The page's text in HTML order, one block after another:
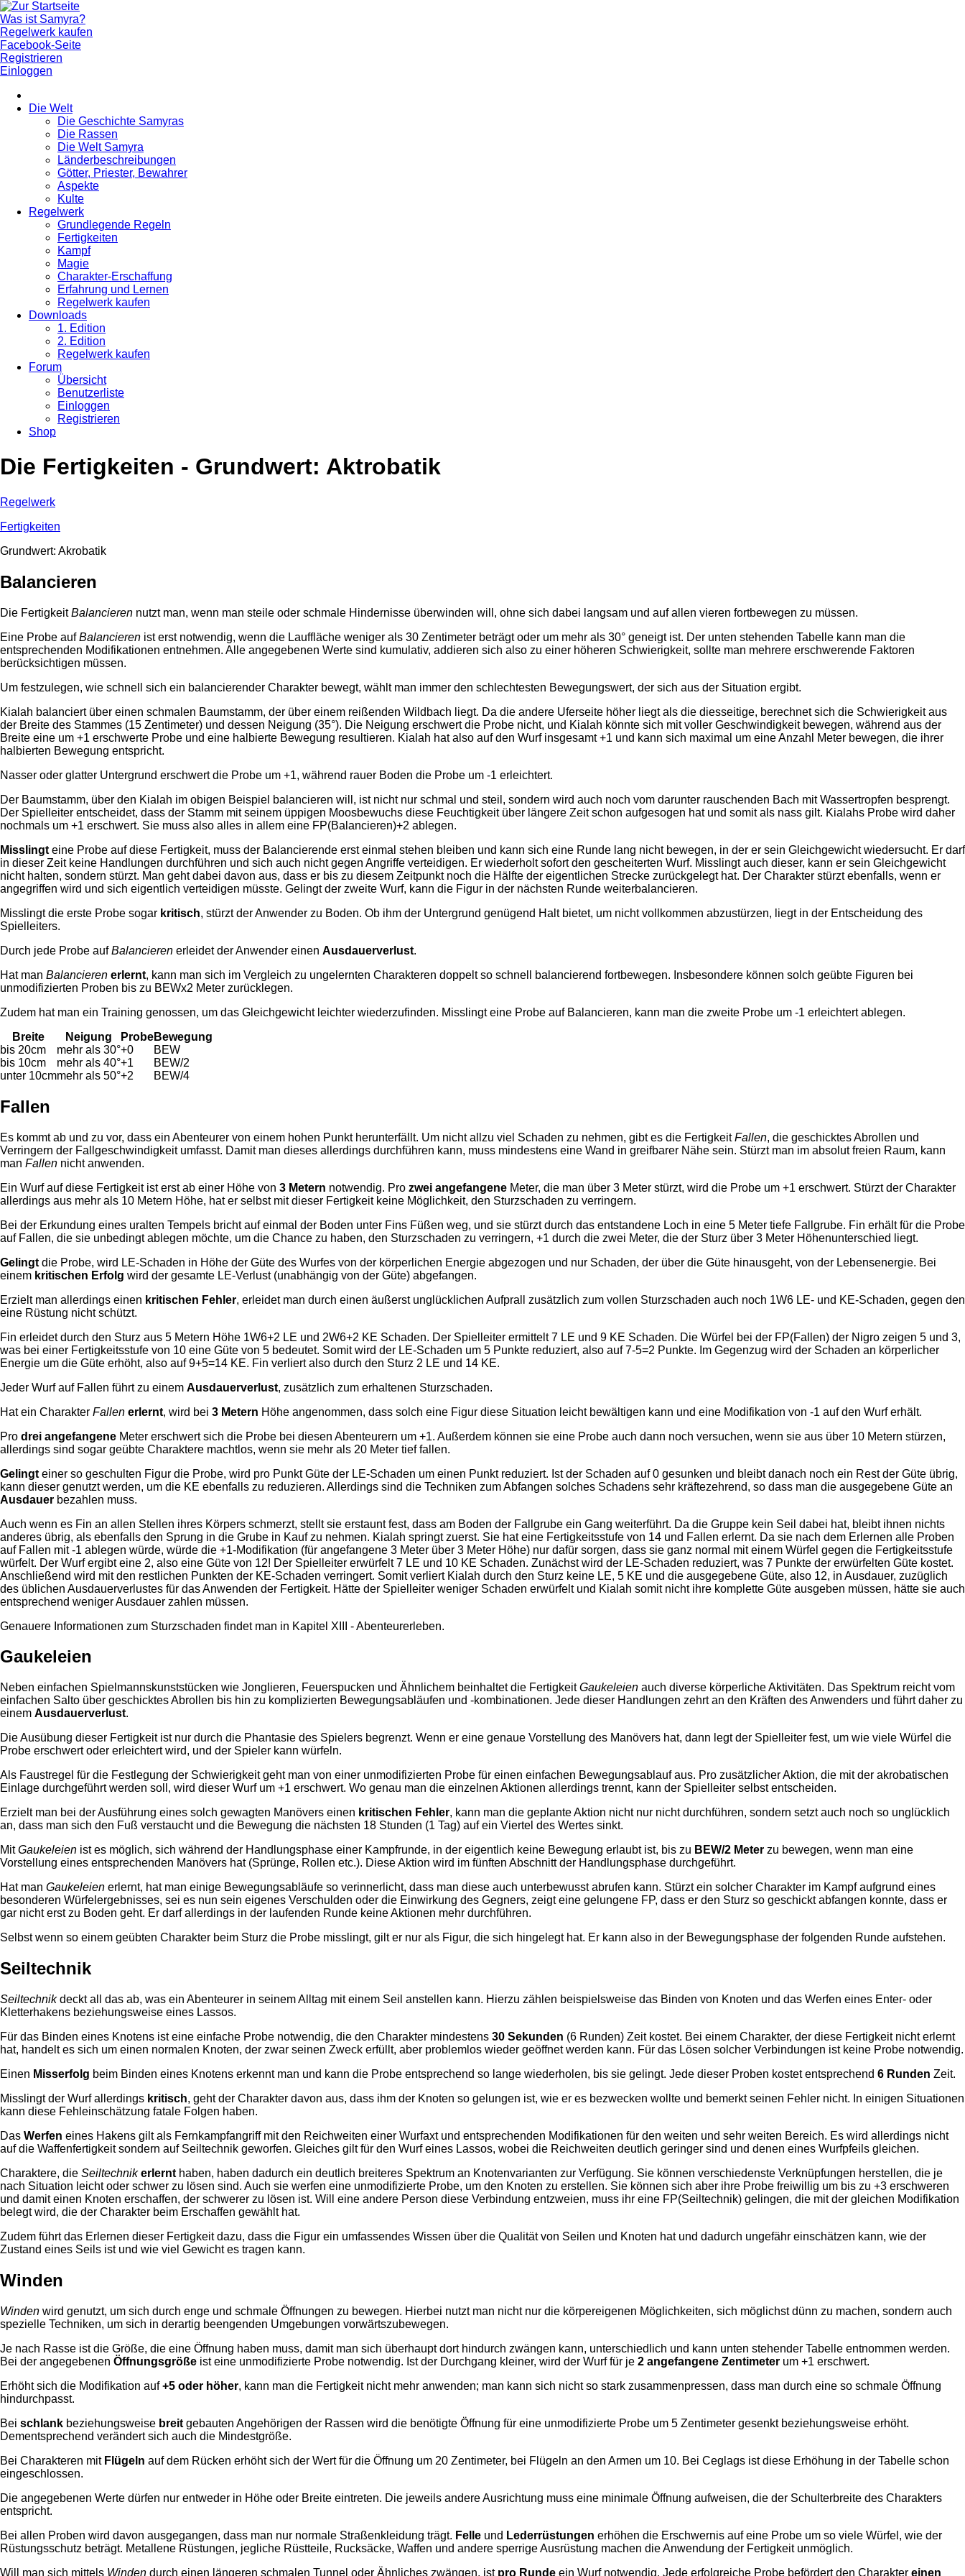
Was ist Samyra?
Regelwerk kaufen
Facebook-Seite
Registrieren
Einloggen
Die Welt
Die Geschichte Samyras
Die Rassen
Die Welt Samyra
Länderbeschreibungen
Götter, Priester, Bewahrer
Aspekte
Kulte
Regelwerk
Grundlegende Regeln
Fertigkeiten
Kampf
Magie
Charakter-Erschaffung
Erfahrung und Lernen
Regelwerk kaufen
Downloads
1. Edition
2. Edition
Regelwerk kaufen
Forum
Übersicht
Benutzerliste
Einloggen
Registrieren
Shop
Die Fertigkeiten - Grundwert: Aktrobatik
Regelwerk
Fertigkeiten
Grundwert: Akrobatik
Balancieren
Die FertigkeitBalancieren nutzt man, wenn man steile oder schmale Hindernisse überwinden will, ohne sich dabei langsam und auf allen vieren fortbewegen zu müssen.
Eine Probe aufBalancieren ist erst notwendig, wenn die Lauffläche weniger als 30 Zentimeter beträgt oder um mehr als 30° geneigt ist. Der unten stehenden Tabelle kann man die
entsprechenden Modifikationen entnehmen. Alle angegebenen Werte sind kumulativ, addieren sich also zu einer höheren Schwierigkeit, sollte man mehrere erschwerende Faktoren
berücksichtigen müssen.
Um festzulegen, wie schnell sich ein balancierender Charakter bewegt, wählt man immer den schlechtesten Bewegungswert, der sich aus der Situation ergibt.
Kialah balanciert über einen schmalen Baumstamm, der über einem reißenden Wildbach liegt. Da die andere Uferseite höher liegt als die diesseitige, berechnet sich die Schwierigkeit aus
der Breite des Stammes (15 Zentimeter) und dessen Neigung (35°). Die Neigung erschwert die Probe nicht, und Kialah könnte sich mit voller Geschwindigkeit bewegen, während aus der
Breite eine um +1 erschwerte Probe und eine halbierte Bewegung resultieren. Kialah hat also auf den Wurf insgesamt +1 und kann sich maximal um eine Anzahl Meter bewegen, die ihrer
halbierten Bewegung entspricht.
Nasser oder glatter Untergrund erschwert die Probe um +1, während rauer Boden die Probe um -1 erleichtert.
Der Baumstamm, über den Kialah im obigen Beispiel balancieren will, ist nicht nur schmal und steil, sondern wird auch noch vom darunter rauschenden Bach mit Wassertropfen besprengt.
Der Spielleiter entscheidet, dass der Stamm mit seinem üppigen Moosbewuchs diese Feuchtigkeit über längere Zeit schon aufgesogen hat und somit als nass gilt. Kialahs Probe wird daher
nochmals um +1 erschwert. Sie muss also alles in allem eine FP(Balancieren)+2 ablegen.
Misslingt eine Probe auf diese Fertigkeit, muss der Balancierende erst einmal stehen bleiben und kann sich eine Runde lang nicht bewegen, in der er sein Gleichgewicht wiedersucht. Er darf
in dieser Zeit keine Handlungen durchführen und sich auch nicht gegen Angriffe verteidigen. Er wiederholt sofort den gescheiterten Wurf. Misslingt auch dieser, kann er sein Gleichgewicht
nicht halten, sondern stürzt. Man geht dabei davon aus, dass er bis zu diesem Zeitpunkt noch die Hälfte der eigentlichen Strecke zurückgelegt hat. Der Charakter stürzt ebenfalls, wenn er
angegriffen wird und sich eigentlich verteidigen müsste. Gelingt der zweite Wurf, kann die Figur in der nächsten Runde weiterbalancieren.
Misslingt die erste Probe sogar kritisch, stürzt der Anwender zu Boden. Ob ihm der Untergrund genügend Halt bietet, um nicht vollkommen abzustürzen, liegt in der Entscheidung des
Spielleiters.
Durch jede Probe aufBalancieren erleidet der Anwender einen Ausdauerverlust.
Hat man Balancieren erlernt, kann man sich im Vergleich zu ungelernten Charakteren doppelt so schnell balancierend fortbewegen. Insbesondere können solch geübte Figuren bei
unmodifizierten Proben bis zu BEWx2 Meter zurücklegen.
Zudem hat man ein Training genossen, um das Gleichgewicht leichter wiederzufinden. Misslingt eine Probe auf Balancieren, kann man die zweite Probe um -1 erleichtert ablegen.
Breite
Neigung ProbeBewegung
bis 20cm
mehr als 30°+0
BEW
bis 10cm
mehr als 40°+1
BEW/2
unter 10cmmehr als 50°+2 BEW/4
Fallen
Es kommt ab und zu vor, dass ein Abenteurer von einem hohen Punkt herunterfällt. Um nicht allzu viel Schaden zu nehmen, gibt es die FertigkeitFallen, die geschicktes Abrollen und
Verringern der Fallgeschwindigkeit umfasst. Damit man dieses allerdings durchführen kann, muss mindestens eine Wand in greifbarer Nähe sein. Stürzt man im absolut freien Raum, kann
man Fallen nicht anwenden.
Ein Wurf auf diese Fertigkeit ist erst ab einer Höhe von 3 Metern notwendig. Pro zwei angefangene Meter, die man über 3 Meter stürzt, wird die Probe um +1 erschwert. Stürzt der Charakter
allerdings aus mehr als 10 Metern Höhe, hat er selbst mit dieser Fertigkeit keine Möglichkeit, den Sturzschaden zu verringern.
Bei der Erkundung eines uralten Tempels bricht auf einmal der Boden unter Fins Füßen weg, und sie stürzt durch das entstandene Loch in eine 5 Meter tiefe Fallgrube. Fin erhält für die Probe
auf Fallen, die sie unbedingt ablegen möchte, um die Chance zu haben, den Sturzschaden zu verringern, +1 durch die zwei Meter, die der Sturz über 3 Meter Höhenunterschied liegt.
Gelingt die Probe, wird LE-Schaden in Höhe der Güte des Wurfes von der körperlichen Energie abgezogen und nur Schaden, der über die Güte hinausgeht, von der Lebensenergie. Bei
einem kritischen Erfolg wird der gesamte LE-Verlust (unabhängig von der Güte) abgefangen.
Erzielt man allerdings einen kritischen Fehler, erleidet man durch einen äußerst unglücklichen Aufprall zusätzlich zum vollen Sturzschaden auch noch 1W6 LE- und KE-Schaden, gegen den
eine Rüstung nicht schützt.
Fin erleidet durch den Sturz aus 5 Metern Höhe 1W6+2 LE und 2W6+2 KE Schaden. Der Spielleiter ermittelt 7 LE und 9 KE Schaden. Die Würfel bei der FP(Fallen) der Nigro zeigen 5 und 3,
was bei einer Fertigkeitsstufe von 10 eine Güte von 5 bedeutet. Somit wird der LE-Schaden um 5 Punkte reduziert, also auf 7-5=2 Punkte. Im Gegenzug wird der Schaden an körperlicher
Energie um die Güte erhöht, also auf 9+5=14 KE. Fin verliert also durch den Sturz 2 LE und 14 KE.
Jeder Wurf auf Fallen führt zu einem Ausdauerverlust, zusätzlich zum erhaltenen Sturzschaden.
Hat ein Charakter Fallen erlernt, wird bei 3 Metern Höhe angenommen, dass solch eine Figur diese Situation leicht bewältigen kann und eine Modifikation von -1 auf den Wurf erhält.
Pro drei angefangene Meter erschwert sich die Probe bei diesen Abenteurern um +1. Außerdem können sie eine Probe auch dann noch versuchen, wenn sie aus über 10 Metern stürzen,
allerdings sind sogar geübte Charaktere machtlos, wenn sie mehr als 20 Meter tief fallen.
Gelingt einer so geschulten Figur die Probe, wird pro Punkt Güte der LE-Schaden um einen Punkt reduziert. Ist der Schaden auf 0 gesunken und bleibt danach noch ein Rest der Güte übrig,
kann dieser genutzt werden, um die KE ebenfalls zu reduzieren. Allerdings sind die Techniken zum Abfangen solches Schadens sehr kräftezehrend, so dass man die ausgegebene Güte an
Ausdauer bezahlen muss.
Auch wenn es Fin an allen Stellen ihres Körpers schmerzt, stellt sie erstaunt fest, dass am Boden der Fallgrube ein Gang weiterführt. Da die Gruppe kein Seil dabei hat, bleibt ihnen nichts
anderes übrig, als ebenfalls den Sprung in die Grube in Kauf zu nehmen. Kialah springt zuerst. Sie hat eine Fertigkeitsstufe von 14 und Fallen erlernt. Da sie nach dem Erlernen alle Proben
auf Fallen mit -1 ablegen würde, würde die +1-Modifikation (für angefangene 3 Meter über 3 Meter Höhe) nur dafür sorgen, dass sie ganz normal mit einem Würfel gegen die Fertigkeitsstufe
würfelt. Der Wurf ergibt eine 2, also eine Güte von 12! Der Spielleiter erwürfelt 7 LE und 10 KE Schaden. Zunächst wird der LE-Schaden reduziert, was 7 Punkte der erwürfelten Güte kostet.
Anschließend wird mit den restlichen Punkten der KE-Schaden verringert. Somit verliert Kialah durch den Sturz keine LE, 5 KE und die ausgegebene Güte, also 12, in Ausdauer, zuzüglich
des üblichen Ausdauerverlustes für das Anwenden der Fertigkeit. Hätte der Spielleiter weniger Schaden erwürfelt und Kialah somit nicht ihre komplette Güte ausgeben müssen, hätte sie auch
entsprechend weniger Ausdauer zahlen müssen.
Genauere Informationen zum Sturzschaden findet man in Kapitel XIII - Abenteurerleben.
Gaukeleien
Neben einfachen Spielmannskunststücken wie Jonglieren, Feuerspucken und Ähnlichem beinhaltet die FertigkeitGaukeleien auch diverse körperliche Aktivitäten. Das Spektrum reicht vom
einfachen Salto über geschicktes Abrollen bis hin zu komplizierten Bewegungsabläufen und -kombinationen. Jede dieser Handlungen zehrt an den Kräften des Anwenders und führt daher zu
einem Ausdauerverlust.
Die Ausübung dieser Fertigkeit ist nur durch die Phantasie des Spielers begrenzt. Wenn er eine genaue Vorstellung des Manövers hat, dann legt der Spielleiter fest, um wie viele Würfel die
Probe erschwert oder erleichtert wird, und der Spieler kann würfeln.
Als Faustregel für die Festlegung der Schwierigkeit geht man von einer unmodifizierten Probe für einen einfachen Bewegungsablauf aus. Pro zusätzlicher Aktion, die mit der akrobatischen
Einlage durchgeführt werden soll, wird dieser Wurf um +1 erschwert. Wo genau man die einzelnen Aktionen allerdings trennt, kann der Spielleiter selbst entscheiden.
Erzielt man bei der Ausführung eines solch gewagten Manövers einen kritischen Fehler, kann man die geplante Aktion nicht nur nicht durchführen, sondern setzt auch noch so unglücklich
an, dass man sich den Fuß verstaucht und die Bewegung die nächsten 18 Stunden (1 Tag) auf ein Viertel des Wertes sinkt.
MitGaukeleien ist es möglich, sich während der Handlungsphase einer Kampfrunde, in der eigentlich keine Bewegung erlaubt ist, bis zu BEW/2 Meter zu bewegen, wenn man eine
Vorstellung eines entsprechenden Manövers hat (Sprünge, Rollen etc.). Diese Aktion wird im fünften Abschnitt der Handlungsphase durchgeführt.
Hat man Gaukeleien erlernt, hat man einige Bewegungsabläufe so verinnerlicht, dass man diese auch unterbewusst abrufen kann. Stürzt ein solcher Charakter im Kampf aufgrund eines
besonderen Würfelergebnisses, sei es nun sein eigenes Verschulden oder die Einwirkung des Gegners, zeigt eine gelungene FP, dass er den Sturz so geschickt abfangen konnte, dass er
gar nicht erst zu Boden geht. Er darf allerdings in der laufenden Runde keine Aktionen mehr durchführen.
Selbst wenn so einem geübten Charakter beim Sturz die Probe misslingt, gilt er nur als Figur, die sich hingelegt hat. Er kann also in der Bewegungsphase der folgenden Runde aufstehen.
Seiltechnik
Seiltechnikdeckt all das ab, was ein Abenteurer in seinem Alltag mit einem Seil anstellen kann. Hierzu zählen beispielsweise das Binden von Knoten und das Werfen eines Enter- oder
Kletterhakens beziehungsweise eines Lassos.
Für das Binden eines Knotens ist eine einfache Probe notwendig, die den Charakter mindestens 30 Sekunden (6 Runden) Zeit kostet. Bei einem Charakter, der diese Fertigkeit nicht erlernt
hat, handelt es sich um einen normalen Knoten, der zwar seinen Zweck erfüllt, aber problemlos wieder geöffnet werden kann. Für das Lösen solcher Verbindungen ist keine Probe notwendig.
Einen Misserfolg beim Binden eines Knotens erkennt man und kann die Probe entsprechend so lange wiederholen, bis sie gelingt. Jede dieser Proben kostet entsprechend 6 Runden Zeit.
Misslingt der Wurf allerdings kritisch, geht der Charakter davon aus, dass ihm der Knoten so gelungen ist, wie er es bezwecken wollte und bemerkt seinen Fehler nicht. In einigen Situationen
kann diese Fehleinschätzung fatale Folgen haben.
Das Werfen eines Hakens gilt als Fernkampfangriff mit den Reichweiten einer Wurfaxt und entsprechenden Modifikationen für den weiten und sehr weiten Bereich. Es wird allerdings nicht
auf die Waffenfertigkeit sondern auf Seiltechnik geworfen. Gleiches gilt für den Wurf eines Lassos, wobei die Reichweiten deutlich geringer sind und denen eines Wurfpfeils gleichen.
Charaktere, die Seiltechnik erlernt haben, haben dadurch ein deutlich breiteres Spektrum an Knotenvarianten zur Verfügung. Sie können verschiedenste Verknüpfungen herstellen, die je
nach Situation leicht oder schwer zu lösen sind. Auch sie werfen eine unmodifizierte Probe, um den Knoten zu erstellen. Sie können sich aber ihre Probe freiwillig um bis zu +3 erschweren
und damit einen Knoten erschaffen, der schwerer zu lösen ist. Will eine andere Person diese Verbindung entzweien, muss ihr eine FP(Seiltechnik) gelingen, die mit der gleichen Modifikation
belegt wird, die der Charakter beim Erschaffen gewählt hat.
Zudem führt das Erlernen dieser Fertigkeit dazu, dass die Figur ein umfassendes Wissen über die Qualität von Seilen und Knoten hat und dadurch ungefähr einschätzen kann, wie der
Zustand eines Seils ist und wie viel Gewicht es tragen kann.
Winden
Winden wird genutzt, um sich durch enge und schmale Öffnungen zu bewegen. Hierbei nutzt man nicht nur die körpereigenen Möglichkeiten, sich möglichst dünn zu machen, sondern auch
spezielle Techniken, um sich in derartig beengenden Umgebungen vorwärtszubewegen.
Je nach Rasse ist die Größe, die eine Öffnung haben muss, damit man sich überhaupt dort hindurch zwängen kann, unterschiedlich und kann unten stehender Tabelle entnommen werden.
Bei der angegebenen Öffnungsgröße ist eine unmodifizierte Probe notwendig. Ist der Durchgang kleiner, wird der Wurf für je 2 angefangene Zentimeter um +1 erschwert.
Erhöht sich die Modifikation auf+5 oder höher, kann man die Fertigkeit nicht mehr anwenden; man kann sich nicht so stark zusammenpressen, dass man durch eine so schmale Öffnung
hindurchpasst.
Bei schlank beziehungsweise breit gebauten Angehörigen der Rassen wird die benötigte Öffnung für eine unmodifizierte Probe um 5 Zentimeter gesenkt beziehungsweise erhöht.
Dementsprechend verändert sich auch die Mindestgröße.
Bei Charakteren mit Flügeln auf dem Rücken erhöht sich der Wert für die Öffnung um 20 Zentimeter, bei Flügeln an den Armen um 10. Bei Ceglags ist diese Erhöhung in der Tabelle schon
eingeschlossen.
Die angegebenen Werte dürfen nur entweder in Höhe oder Breite eintreten. Die jeweils andere Ausrichtung muss eine minimale Öffnung aufweisen, die der Schulterbreite des Charakters
entspricht.
Bei allen Proben wird davon ausgegangen, dass man nur normale Straßenkleidung trägt. Felle und Lederrüstungen erhöhen die Erschwernis auf eine Probe um so viele Würfel, wie der
Rüstungsschutz beträgt. Metallene Rüstungen, jegliche Rüstteile, Rucksäcke, Waffen und andere sperrige Ausrüstung machen die Anwendung der Fertigkeit unmöglich.
Will man sich mittels Winden durch einen längeren schmalen Tunnel oder Ähnliches zwängen, ist pro Runde ein Wurf notwendig. Jede erfolgreiche Probe befördert den Charakter einen